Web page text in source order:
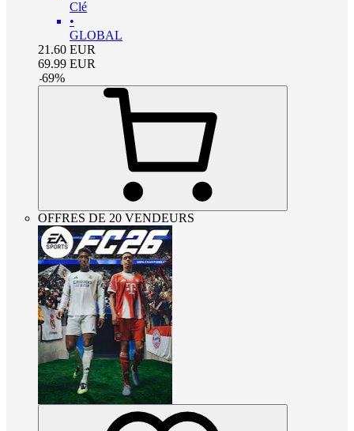
Clé
•
GLOBAL
21.60 EUR
69.99 EUR
-69%
OFFRES DE 20 VENDEURS